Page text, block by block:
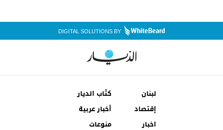
DIGITAL SOLUTIONS BY
لبنان
كتّاب الديار
إقتصاد
أخبار عربية
اخبار
منوعات